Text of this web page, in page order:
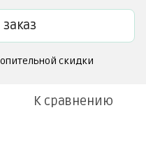
скидки
К сравнению